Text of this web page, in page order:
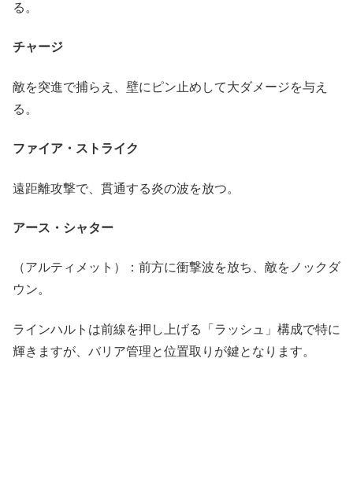
る。
チャージ
敵を突進で捕らえ、壁にピン止めして大ダメージを与え
る。
ファイア・ストライク
遠距離攻撃で、貫通する炎の波を放つ。
アース・シャター
（アルティメット）：前方に衝撃波を放ち、敵をノックダ
ウン。
ラインハルトは前線を押し上げる「ラッシュ」構成で特に
輝きますが、バリア管理と位置取りが鍵となります。